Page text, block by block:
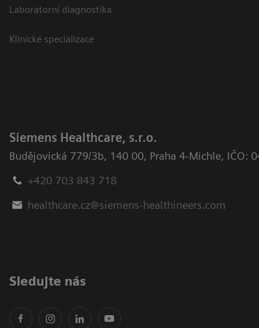
Laboratorní diagnostika
Klinické specializace
Siemens Healthcare, s.r.o.
Budějovická 779/3b, 140 00, Praha 4-Michle, IČO:
+420 703 843 718
healthcare.cz@siemens-healthineers.com
Sledujte nás